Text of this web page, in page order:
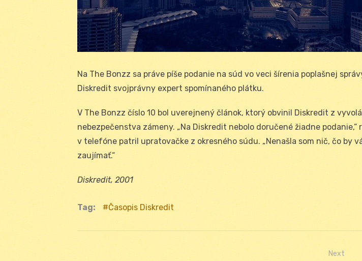
Na The Bonzz sa práve píše podanie na súd vo veci šírenia poplašnej
Diskredit svojprávny expert spomínaného plátku.
V The Bonzz číslo 10 bol uverejnený článok, ktorý obvinil Diskredit z
nebezpečenstva zámeny. „Na Diskredit nebolo doručené žiadne podanie,“
v telefóne patril upratovačke z okresného súdu. „Nenašla som nič, čo by
zaujímať.“
Diskredit, 2001
Tag: Časopis Diskredit
Next